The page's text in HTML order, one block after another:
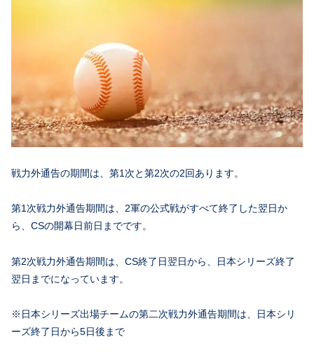
戦力外通告の期間は、第1次と第2次の2回あります。
第1次戦力外通告期間は、2軍の公式戦がすべて終了した翌日か
ら、CSの開幕日前日までです。
第2次戦力外通告期間は、CS終了日翌日から、日本シリーズ終了
翌日までになっています。
※日本シリーズ出場チームの第二次戦力外通告期間は、日本シリ
ーズ終了日から5日後まで